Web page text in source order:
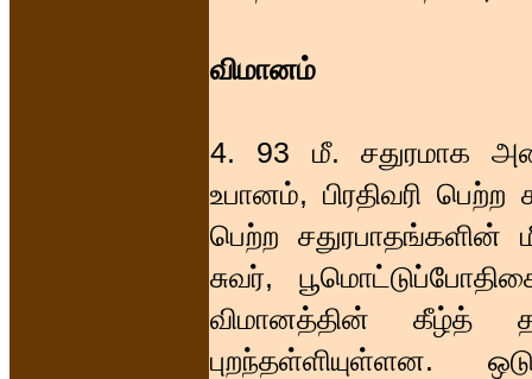
விமானம்
4. 93 மீ. சதுரமாக
உபானம், பிரதிவரி
பெற்ற
சுவர்,
விமானத்தின் கீழ்த்
புறந்தள்ளியுள்ளன.